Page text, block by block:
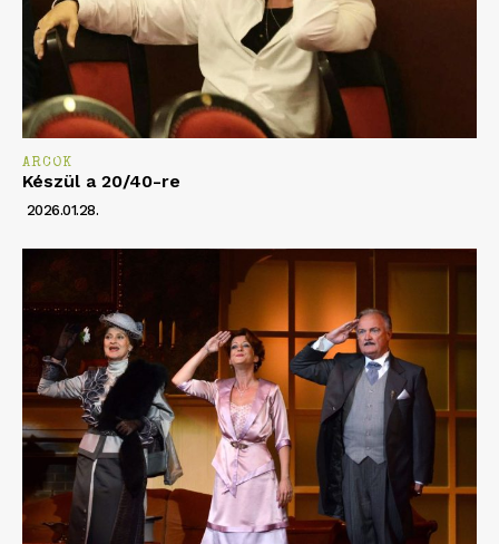
ARCOK
Készül a 20/40-re
2026.01.28.